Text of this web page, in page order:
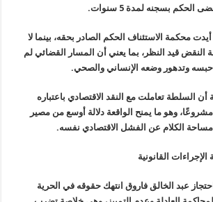
بسجنه لمدة 5 سنوات.
25 ديسمبر 2025، أيدت محكمة الاستئناف الحكم الصادر بحقه، بينما لا
النقض قيد النظر، بما يعني أن المسار القضائي لم
وتدهور وضعه الإنساني والصحي.
السلطة تعاملت مع النقد الاقتصادي باعتباره
مشروعًا، وهو ما يمنح الواقعة دلالة أوسع من مصير
الكلام عن الفشل الاقتصادي نفسه.
القانونية
عبد الخالق فاروق انتهك حقوقه في الحرية